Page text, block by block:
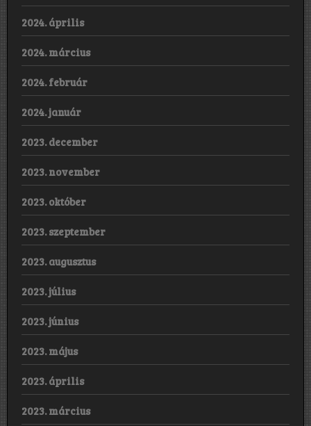
2024. április
2024. március
2024. február
2024. január
2023. december
2023. november
2023. október
2023. szeptember
2023. augusztus
2023. július
2023. június
2023. május
2023. április
2023. március